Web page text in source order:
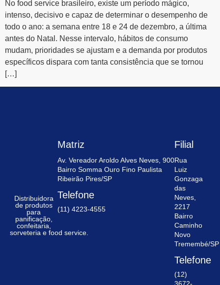
No food service brasileiro, existe um período mágico,
intenso, decisivo e capaz de determinar o desempenho de
todo o ano: a semana entre 18 e 24 de dezembro, a última
antes do Natal. Nesse intervalo, hábitos de consumo
mudam, prioridades se ajustam e a demanda por produtos
específicos dispara com tanta consistência que se tornou
[…]
Distribuidora
de produtos
para
panificação,
confeitaria,
sorveteria e food service.
Matriz
Av. Vereador Aroldo Alves Neves, 900
Bairro Somma Ouro Fino Paulista
Ribeirão Pires/SP
Telefone
(11) 4223-4555
Filial
Rua
Luiz
Gonzaga
das
Neves,
2217
Bairro
Caminho
Novo
Tremembé/SP
Telefone
(12)